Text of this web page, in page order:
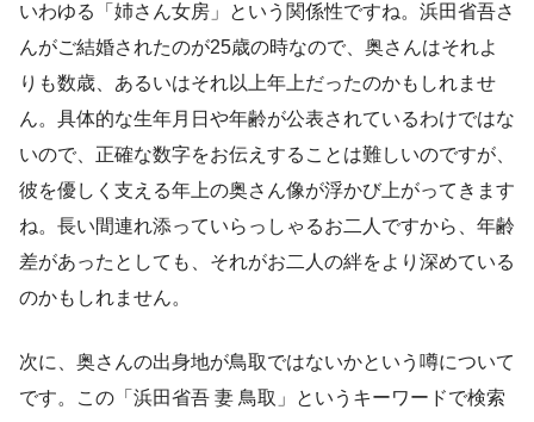
いわゆる「姉さん女房」という関係性ですね。浜田省吾さ
んがご結婚されたのが25歳の時なので、奥さんはそれよ
りも数歳、あるいはそれ以上年上だったのかもしれませ
ん。具体的な生年月日や年齢が公表されているわけではな
いので、正確な数字をお伝えすることは難しいのですが、
彼を優しく支える年上の奥さん像が浮かび上がってきます
ね。長い間連れ添っていらっしゃるお二人ですから、年齢
差があったとしても、それがお二人の絆をより深めている
のかもしれません。
次に、奥さんの出身地が鳥取ではないかという噂について
です。この「浜田省吾 妻 鳥取」というキーワードで検索